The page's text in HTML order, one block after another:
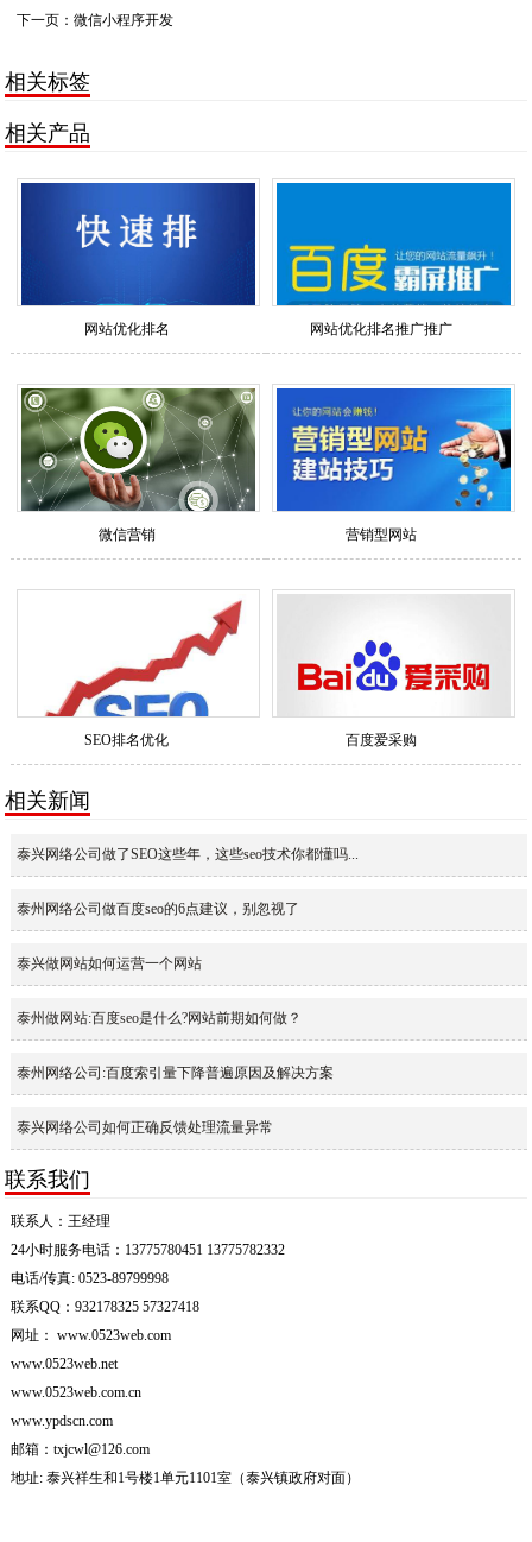
下一页：微信小程序开发
相关标签
相关产品
网站优化排名 网站优化排名推广推广
微信营销 营销型网站
SEO排名优化 百度爱采购
相关新闻
泰兴网络公司做了SEO这些年，这些seo技术你都懂吗...
泰州网络公司做百度seo的6点建议，别忽视了
泰兴做网站如何运营一个网站
泰州做网站:百度seo是什么?网站前期如何做？
泰州网络公司:百度索引量下降普遍原因及解决方案
泰兴网络公司如何正确反馈处理流量异常
联系我们
联系人：王经理
24小时服务电话：13775780451 13775782332
电话/传真: 0523-89799998
联系QQ：932178325 57327418
网址： www.0523web.com
www.0523web.net
www.0523web.com.cn
www.ypdscn.com
邮箱：txjcwl@126.com
地址: 泰兴祥生和1号楼1单元1101室（泰兴镇政府对面）